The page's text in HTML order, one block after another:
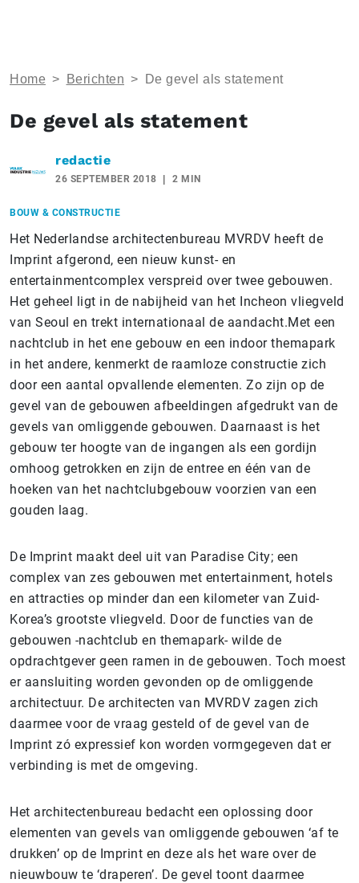
Home > Berichten > De gevel als statement
De gevel als statement
redactie
26 SEPTEMBER 2018 2 MIN
BOUW & CONSTRUCTIE
Het Nederlandse architectenbureau MVRDV heeft de
Imprint afgerond, een nieuw kunst- en
entertainmentcomplex verspreid over twee gebouwen.
Het geheel ligt in de nabijheid van het Incheon vliegveld
van Seoul en trekt internationaal de aandacht.Met een
nachtclub in het ene gebouw en een indoor themapark
in het andere, kenmerkt de raamloze constructie zich
door een aantal opvallende elementen. Zo zijn op de
gevel van de gebouwen afbeeldingen afgedrukt van de
gevels van omliggende gebouwen. Daarnaast is het
gebouw ter hoogte van de ingangen als een gordijn
omhoog getrokken en zijn de entree en één van de
hoeken van het nachtclubgebouw voorzien van een
gouden laag.
De Imprint maakt deel uit van Paradise City; een
complex van zes gebouwen met entertainment, hotels
en attracties op minder dan een kilometer van Zuid-
Korea’s grootste vliegveld. Door de functies van de
gebouwen -nachtclub en themapark- wilde de
opdrachtgever geen ramen in de gebouwen. Toch moest
er aansluiting worden gevonden op de omliggende
architectuur. De architecten van MVRDV zagen zich
daarmee voor de vraag gesteld of de gevel van de
Imprint zó expressief kon worden vormgegeven dat er
verbinding is met de omgeving.
Het architectenbureau bedacht een oplossing door
elementen van gevels van omliggende gebouwen ‘af te
drukken’ op de Imprint en deze als het ware over de
nieuwbouw te ‘draperen’. De gevel toont daarmee